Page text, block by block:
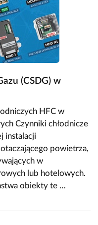
(CSDG) w
HFC w
Czynniki chłodnicze
instalacji
powietrza,
w
lub hotelowych.
obiekty te …